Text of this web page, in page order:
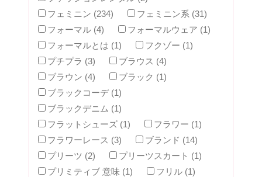
フェミニン (234)
フェミニン系 (31)
フォーマル (4)
フォーマルウェア (1)
フォーマルとは (1)
フクゾー (1)
プチプラ (3)
ブラウス (4)
ブラウン (4)
ブラック (1)
ブラックコーデ (1)
ブラックデニム (1)
フラットシューズ (1)
フラワー (1)
フラワーレース (3)
ブランド (14)
プリーツ (2)
プリーツスカート (1)
プリミティブ 意味 (1)
フリル (1)